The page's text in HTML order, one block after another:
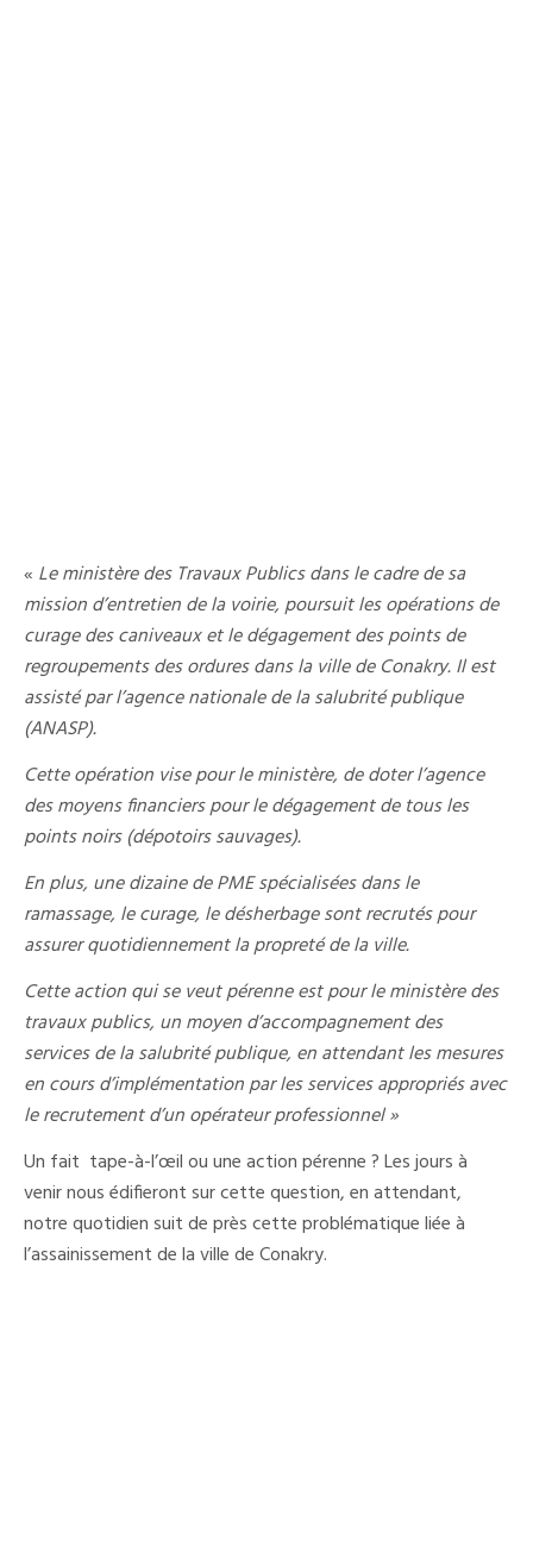
« Le ministère des Travaux Publics dans le cadre de sa
mission d’entretien de la voirie, poursuit les opérations de
curage des caniveaux et le dégagement des points de
regroupements des ordures dans la ville de Conakry. Il est
assisté par l’agence nationale de la salubrité publique
(ANASP).
Cette opération vise pour le ministère, de doter l’agence
des moyens financiers pour le dégagement de tous les
points noirs (dépotoirs sauvages).
En plus, une dizaine de PME spécialisées dans le
ramassage, le curage, le désherbage sont recrutés pour
assurer quotidiennement la propreté de la ville.
Cette action qui se veut pérenne est pour le ministère des
travaux publics, un moyen d’accompagnement des
services de la salubrité publique, en attendant les mesures
en cours d’implémentation par les services appropriés avec
le recrutement d’un opérateur professionnel »
Un fait tape-à-l’œil ou une action pérenne ? Les jours à
venir nous édifieront sur cette question, en attendant,
notre quotidien suit de près cette problématique liée à
l’assainissement de la ville de Conakry.